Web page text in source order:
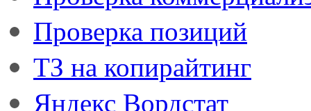
Проверка позиций
ТЗ на копирайтинг
Яндекс Вордстат